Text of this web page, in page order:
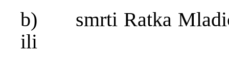
b) smrti Ratka
ili